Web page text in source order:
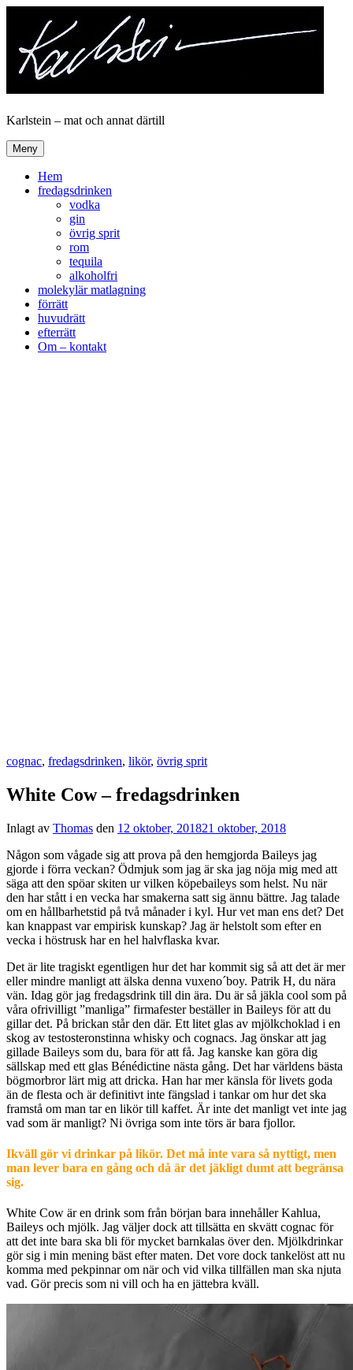
innehåll
Karlstein – mat och annat därtill
Meny
Hem
fredagsdrinken
vodka
gin
övrig sprit
rom
tequila
alkoholfri
molekylär matlagning
förrätt
huvudrätt
efterrätt
Om – kontakt
cognac, fredagsdrinken, likör, övrig sprit
White Cow – fredagsdrinken
Inlagt av Thomas den 12 oktober, 201821 oktober, 2018
Någon som vågade sig att prova på den hemgjorda Baileys jag
gjorde i förra veckan? Ödmjuk som jag är ska jag nöja mig med att
säga att den spöar skiten ur vilken köpebaileys som helst. Nu när
den har stått i en vecka har smakerna satt sig ännu bättre. Jag talade
om en hållbarhetstid på två månader i kyl. Hur vet man ens det? Det
kan knappast var empirisk kunskap? Jag är helstolt som efter en
vecka i höstrusk har en hel halvflaska kvar.
Det är lite tragiskt egentligen hur det har kommit sig så att det är mer
eller mindre manligt att älska denna vuxeno´boy. Patrik H, du nära
vän. Idag gör jag fredagsdrink till din ära. Du är så jäkla cool som på
våra ofrivilligt ”manliga” firmafester beställer in Baileys för att du
gillar det. På brickan står den där. Ett litet glas av mjölkchoklad i en
skog av testosteronstinna whisky och cognacs. Jag önskar att jag
gillade Baileys som du, bara för att få. Jag kanske kan göra dig
sällskap med ett glas Bénédictine nästa gång. Det har världens bästa
bögmorbror lärt mig att dricka. Han har mer känsla för livets goda
än de flesta och är definitivt inte fängslad i tankar om hur det ska
framstå om man tar en likör till kaffet. Är inte det manligt vet inte jag
vad som är manligt? Ni övriga som inte törs är bara fjollor.
Ikväll gör vi drinkar på likör. Det må inte vara så nyttigt, men
man lever bara en gång och då är det jäkligt dumt att begränsa
sig.
White Cow är en drink som från början bara innehåller Kahlua,
Baileys och mjölk. Jag väljer dock att tillsätta en skvätt cognac för
att det inte bara ska bli för mycket barnkalas över den. Mjölkdrinkar
gör sig i min mening bäst efter maten. Det vore dock tankelöst att nu
komma med pekpinnar om när och vid vilka tillfällen man ska njuta
vad. Gör precis som ni vill och ha en jättebra kväll.